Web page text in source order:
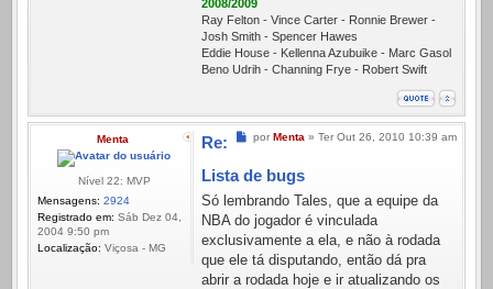
2008/2009
Ray Felton - Vince Carter - Ronnie Brewer -
Josh Smith - Spencer Hawes
Eddie House - Kellenna Azubuike - Marc Gasol
Beno Udrih - Channing Frye - Robert Swift
Menta
Nível 22: MVP
Mensagens: 2924
Registrado em: Sáb Dez 04,
2004 9:50 pm
Localização: Viçosa - MG
Mensagem
por Menta » Ter Out 26, 2010 10:39 am
Re:
Lista de bugs
Só lembrando Tales, que a equipe da
NBA do jogador é vinculada
exclusivamente a ela, e não à rodada
que ele tá disputando, então dá pra
abrir a rodada hoje e ir atualizando os